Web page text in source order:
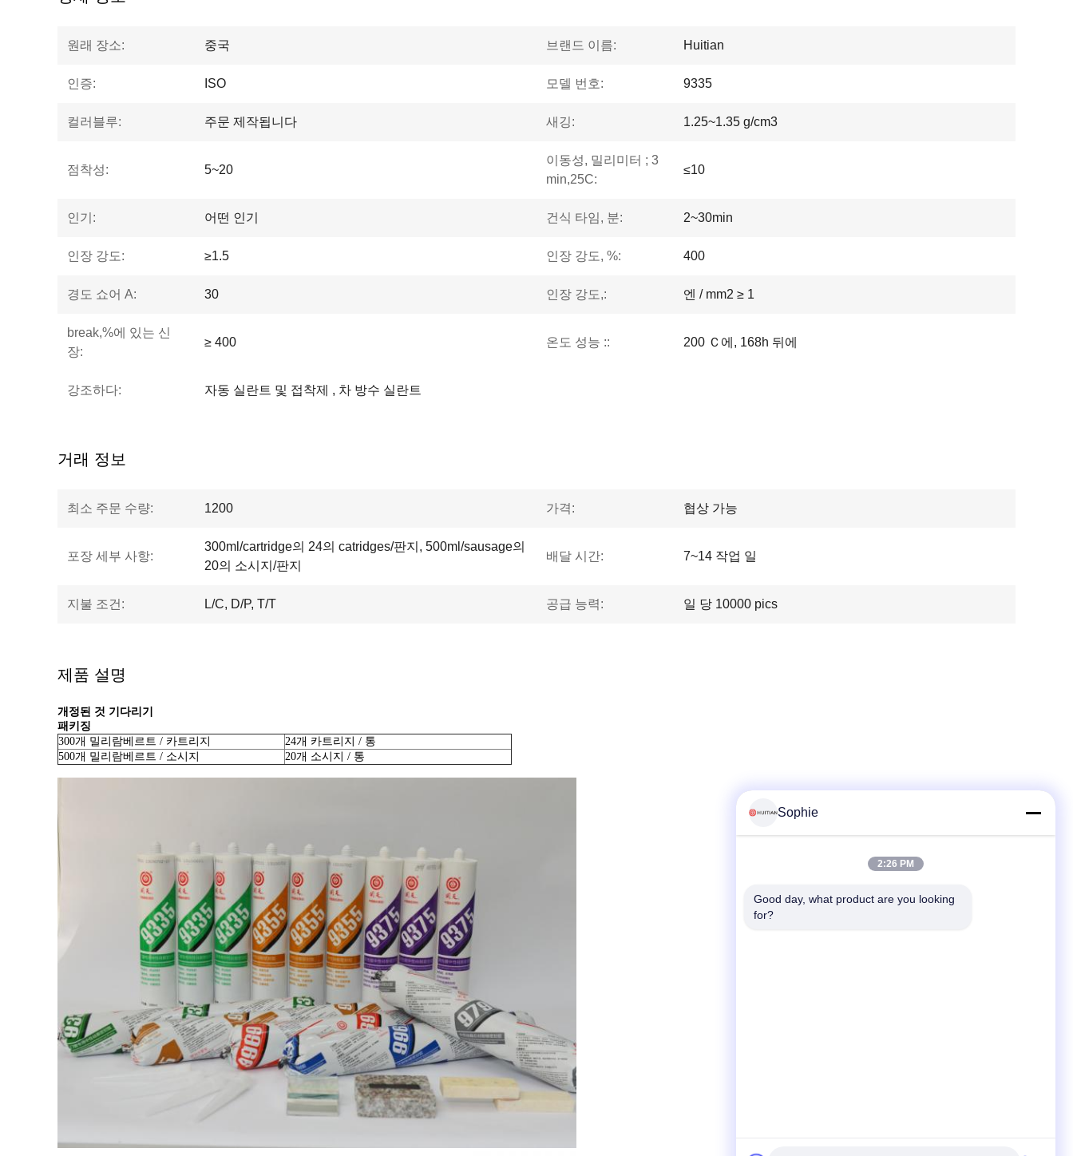
원래 장소: 중국 브랜드 이름: Huitian
인증: ISO 모델 번호: 9335
컬러블루: 주문 제작됩니다 새깅: 1.25~1.35 g/cm3
점착성: 5~20
이동성, 밀리미터 ; 3
min,25C:
≤10
인기: 어떤 인기 건식 타임, 분: 2~30min
인장 강도: ≥1.5 인장 강도, %: 400
경도 쇼어 A: 30 인장 강도,: 엔 / mm2 ≥ 1
break,%에 있는 신
장:
≥ 400 온도 성능 :: 200 Ｃ에, 168h 뒤에
강조하다: 자동 실란트 및 접착제 , 차 방수 실란트
거래 정보
최소 주문 수량: 1200 가격: 협상 가능
포장 세부 사항:
300ml/cartridge의 24의 catridges/판지, 500ml/sausage의
20의 소시지/판지
배달 시간: 7~14 작업 일
지불 조건: L/C, D/P, T/T 공급 능력: 일 당 10000 pics
제품 설명
개정된 것 기다리기
패키징
300개 밀리람베르트 / 카트리지
24개 카트리지 / 통
500개 밀리람베르트 / 소시지
20개 소시지 / 통
Sophie
2:26 PM
Good day, what product are you looking
for?